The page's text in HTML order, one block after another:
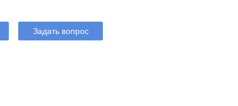
Задать вопрос